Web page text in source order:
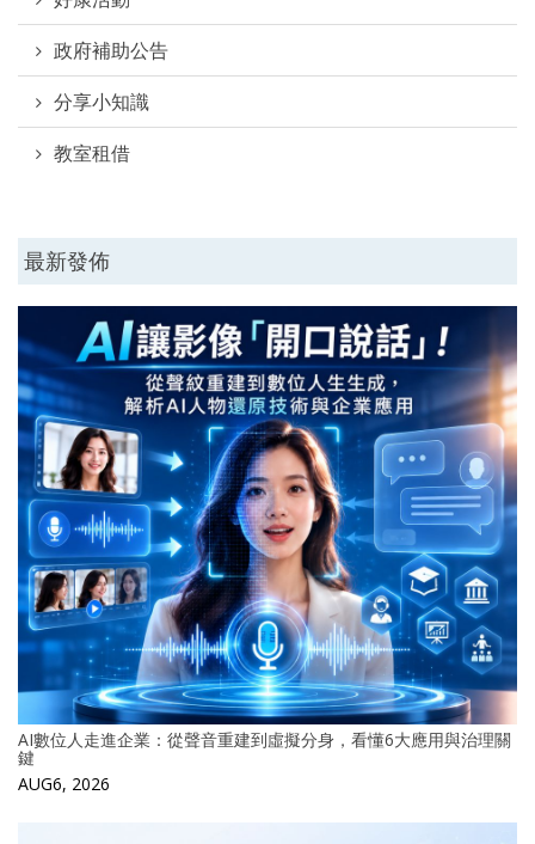
政府補助公告
分享小知識
教室租借
最新發佈
AI數位人走進企業：從聲音重建到虛擬分身，看懂6大應用與治理關
鍵
AUG6, 2026